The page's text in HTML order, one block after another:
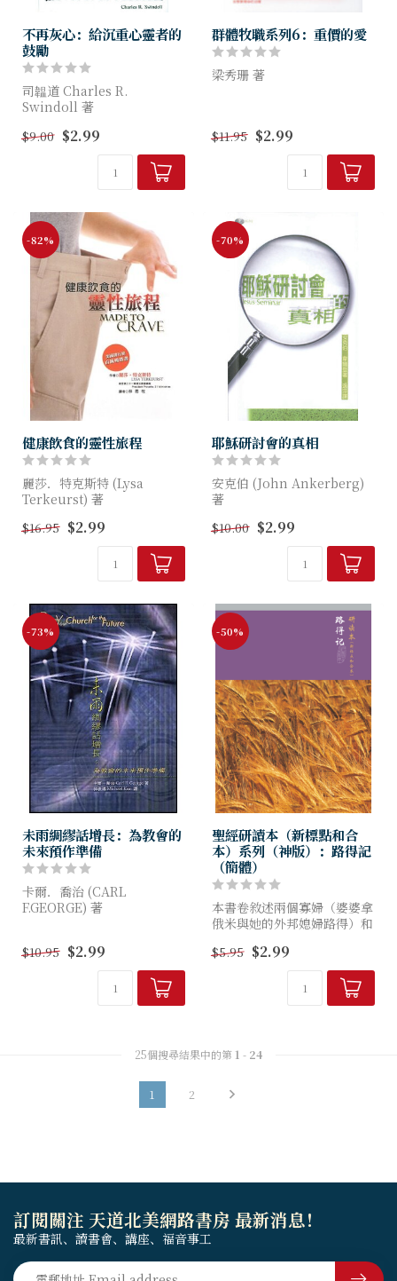
不再灰心：給沉重心靈者的
鼓勵
司韞道 Charles R.
Swindoll 著
作者在書中以親切細膩的筆
觸，透過十多篇生活寫照，向
我們發出兩大挑戰：(1)要尋求
神的安慰；(2)要作別...
$9.00 $2.99
群體牧職系列6：重價的愛
梁秀珊 著
$11.95 $2.99
-82%
健康飲食的靈性旅程
麗莎．特克斯特 (Lysa
Terkeurst) 著
麗莎寫這本書不是要把讀者的
味蕾痛打到屈服的地步，也不
是發現了一種神奇的減肥方
法，可以在一夕之間就變得...
$16.95 $2.99
-70%
耶穌研討會的真相
安克伯 (John Ankerberg)
著
耶穌研討會對耶穌的教導有甚
麼結論？ 高等批判是甚麼？
$10.00 $2.99
-73%
未雨綢繆話增長：為教會的
未來預作準備
卡爾．喬治 (CARL
F.GEORGE) 著
關鍵。
2.指出目前教會所面臨的問
題，提供實際解決之道。
3.作者經研究全...
$10.95 $2.99
-50%
聖經研讀本（新標點和合
本）系列（神版）：路得記
（簡體）
本書卷敘述兩個寡婦（婆婆拿
俄米與她的外邦媳婦路得）和
事；這三位主角因著個人的堅
持與仁慈以及彼此之間的忠誠
的關係，克服困境，體驗到上
$5.95 $2.99
25個搜尋結果中的第 1 - 24
1 2
訂閱關注 天道北美網路書房 最新消息！
最新書訊、讀書會、講座、福音事工